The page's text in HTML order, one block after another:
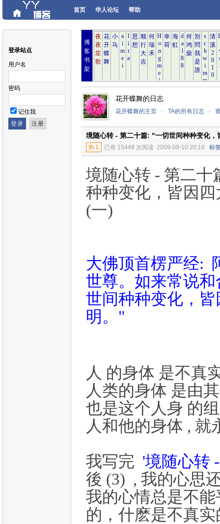
首页 华人论坛 帮助
登录站点
用户名
密码
记住我
博
客
书
架
花开蝶舞的日志
花开蝶舞的主页 » TA的所有日志 »
境随心转 - 第二十篇: "一切世间种种变化
热 1 已有 15449 次阅读 2009-09-10 20:16 标
境随心转 - 第二
种种变化，皆因
(一)
大佛顶首楞严经:
世尊。如来常说
世间种种变化，
明。"
人 的身体 是不真
人类的身体 是由
也是这个人身 的
人和他的身体 , 就
我写完 '境随心转
後 (3) , 我的心思
我的心情总是不
的，什麽是不真实